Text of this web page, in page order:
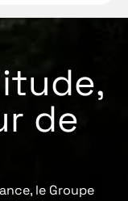
de
le Groupe